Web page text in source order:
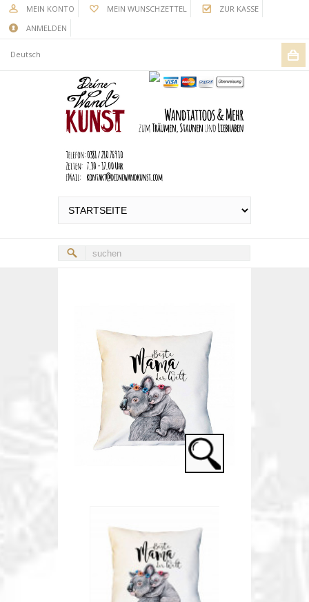
MEIN KONTO MEIN WUNSCHZETTEL
ZUR KASSE
ANMELDEN
Deutsch